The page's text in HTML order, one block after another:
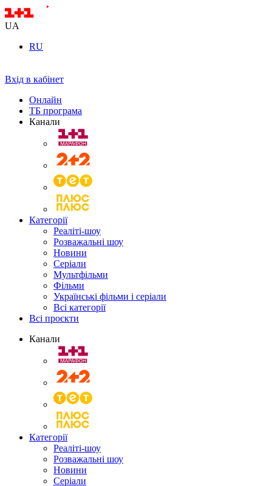
UA
RU
Вхід в кабінет
Онлайн
ТБ програма
Канали
Категорії
Реаліті-шоу
Розважальні шоу
Новини
Серіали
Мультфільми
Фільми
Українські фільми і серіали
Всі категорії
Всі проєкти
Канали
Категорії
Реаліті-шоу
Розважальні шоу
Новини
Серіали